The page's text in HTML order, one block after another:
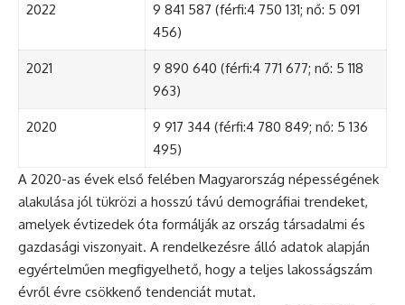
2022
9 841 587 (férfi:4 750 131; nő: 5 091
456)
2021
9 890 640 (férfi:4 771 677; nő: 5 118
963)
2020
9 917 344 (férfi:4 780 849; nő: 5 136
495)
A 2020-as évek első felében Magyarország népességének
alakulása jól tükrözi a hosszú távú demográfiai trendeket,
amelyek évtizedek óta formálják az ország társadalmi és
gazdasági viszonyait. A rendelkezésre álló adatok alapján
egyértelműen megfigyelhető, hogy a teljes lakosságszám
évről évre csökkenő tendenciát mutat.